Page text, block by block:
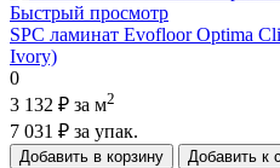
Быстрый просмотр
SPC ламинат Evofloor Optima
Ivory)
0
3 132 ₽ за м2
7 031 ₽ за упак.
Добавить в корзину Добавить к